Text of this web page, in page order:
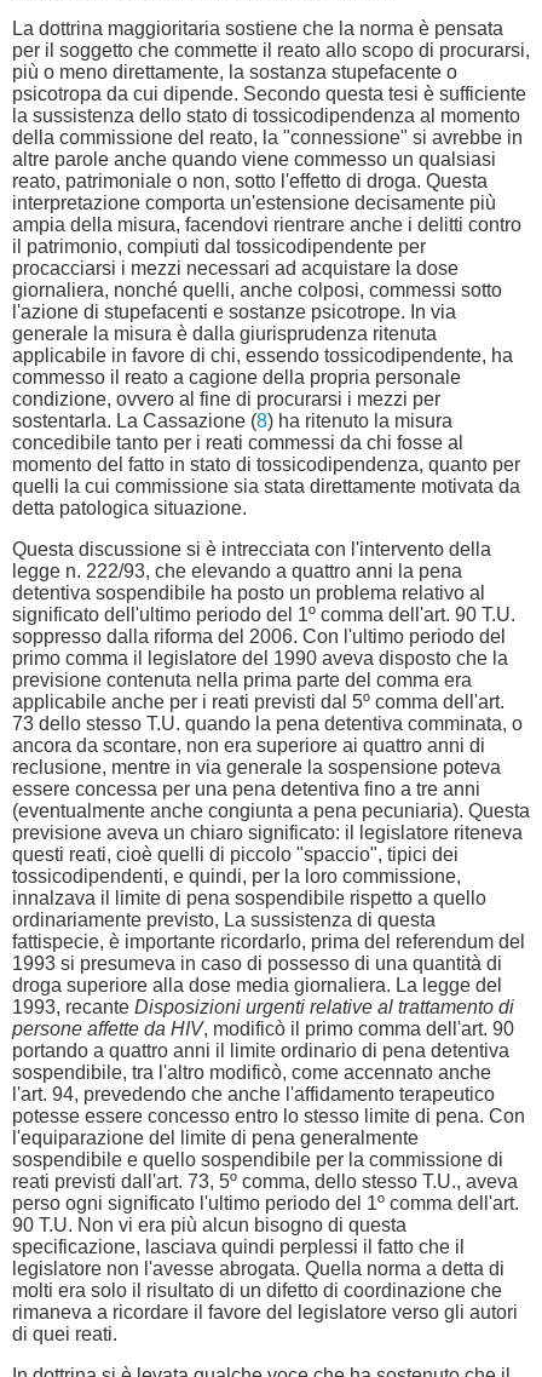
La dottrina maggioritaria sostiene che la norma è pensata
per il soggetto che commette il reato allo scopo di procurarsi,
più o meno direttamente, la sostanza stupefacente o
psicotropa da cui dipende. Secondo questa tesi è sufficiente
la sussistenza dello stato di tossicodipendenza al momento
della commissione del reato, la "connessione" si avrebbe in
altre parole anche quando viene commesso un qualsiasi
reato, patrimoniale o non, sotto l'effetto di droga. Questa
interpretazione comporta un'estensione decisamente più
ampia della misura, facendovi rientrare anche i delitti contro
il patrimonio, compiuti dal tossicodipendente per
procacciarsi i mezzi necessari ad acquistare la dose
giornaliera, nonché quelli, anche colposi, commessi sotto
l'azione di stupefacenti e sostanze psicotrope. In via
generale la misura è dalla giurisprudenza ritenuta
applicabile in favore di chi, essendo tossicodipendente, ha
commesso il reato a cagione della propria personale
condizione, ovvero al fine di procurarsi i mezzi per
sostentarla. La Cassazione (8) ha ritenuto la misura
concedibile tanto per i reati commessi da chi fosse al
momento del fatto in stato di tossicodipendenza, quanto per
quelli la cui commissione sia stata direttamente motivata da
detta patologica situazione.
Questa discussione si è intrecciata con l'intervento della
legge n. 222/93, che elevando a quattro anni la pena
detentiva sospendibile ha posto un problema relativo al
significato dell'ultimo periodo del 1º comma dell'art. 90 T.U.
soppresso dalla riforma del 2006. Con l'ultimo periodo del
primo comma il legislatore del 1990 aveva disposto che la
previsione contenuta nella prima parte del comma era
applicabile anche per i reati previsti dal 5º comma dell'art.
73 dello stesso T.U. quando la pena detentiva comminata, o
ancora da scontare, non era superiore ai quattro anni di
reclusione, mentre in via generale la sospensione poteva
essere concessa per una pena detentiva fino a tre anni
(eventualmente anche congiunta a pena pecuniaria). Questa
previsione aveva un chiaro significato: il legislatore riteneva
questi reati, cioè quelli di piccolo "spaccio", tipici dei
tossicodipendenti, e quindi, per la loro commissione,
innalzava il limite di pena sospendibile rispetto a quello
ordinariamente previsto, La sussistenza di questa
fattispecie, è importante ricordarlo, prima del referendum del
1993 si presumeva in caso di possesso di una quantità di
droga superiore alla dose media giornaliera. La legge del
1993, recante Disposizioni urgenti relative al trattamento di
persone affette da HIV, modificò il primo comma dell'art. 90
portando a quattro anni il limite ordinario di pena detentiva
sospendibile, tra l'altro modificò, come accennato anche
l'art. 94, prevedendo che anche l'affidamento terapeutico
potesse essere concesso entro lo stesso limite di pena. Con
l'equiparazione del limite di pena generalmente
sospendibile e quello sospendibile per la commissione di
reati previsti dall'art. 73, 5º comma, dello stesso T.U., aveva
perso ogni significato l'ultimo periodo del 1º comma dell'art.
90 T.U. Non vi era più alcun bisogno di questa
specificazione, lasciava quindi perplessi il fatto che il
legislatore non l'avesse abrogata. Quella norma a detta di
molti era solo il risultato di un difetto di coordinazione che
rimaneva a ricordare il favore del legislatore verso gli autori
di quei reati.